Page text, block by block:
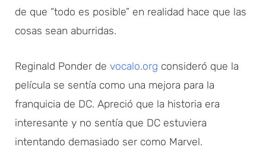
de que “todo es posible” en realidad hace que las
cosas sean aburridas.
Reginald Ponder de vocalo.org consideró que la
película se sentía como una mejora para la
franquicia de DC. Apreció que la historia era
interesante y no sentía que DC estuviera
intentando demasiado ser como Marvel.